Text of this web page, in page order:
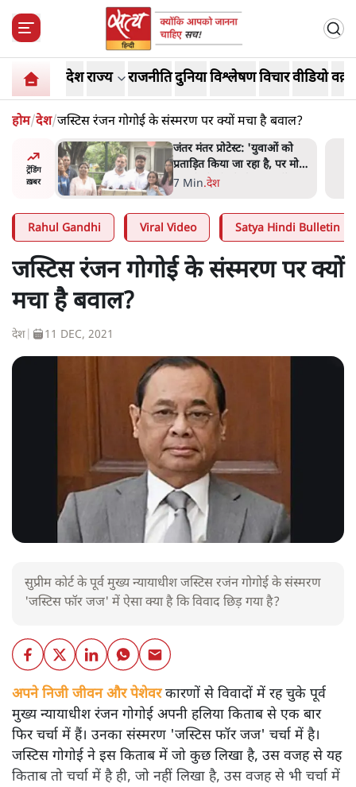
देशराज्य राजनीतिदुनियाविश्लेषणविचारवीडियो
होम/देश/जस्टिस रंजन गोगोई के संस्मरण पर क्यों मचा है बवाल?
ट्रेंडिंग
ख़बर
न
सुने':
जंतर मंतर प्रोटेस्ट: 'युवाओं को
प्रताड़ित किया जा रहा है, पर मोदी-
शाह में बोलने की हिम्मत नहीं'-
7 Min.देश
Rahul Gandhi Viral Video Satya Hindi Bulletin
जस्टिस रंजन गोगोई के संस्मरण पर क्यों
मचा है बवाल?
देश 11 DEC, 2021
सुप्रीम कोर्ट के पूर्व मुख्य न्यायाधीश जस्टिस रजंन गोगोई के संस्मरण
'जस्टिस फॉर जज' में ऐसा क्या है कि विवाद छिड़ गया है?
अपने निजी जीवन और पेशेवर कारणों से विवादों में रह चुके पूर्व
मुख्य न्यायाधीश रंजन गोगोई अपनी हलिया किताब से एक बार
फिर चर्चा में हैं। उनका संस्मरण 'जस्टिस फॉर जज' चर्चा में है।
जस्टिस गोगोई ने इस किताब में जो कुछ लिखा है, उस वजह से यह
किताब तो चर्चा में है ही, जो नहीं लिखा है, उस वजह से भी चर्चा में